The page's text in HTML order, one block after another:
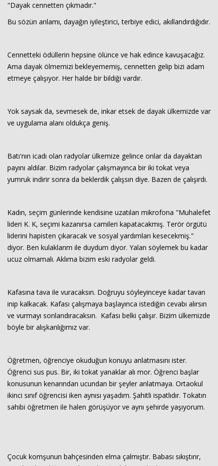
"Dayak cennetten çıkmadır."
Bu sözün anlamı, dayağın iyileştirici, terbiye edici, akıllandırdığıdır.
Cennetteki ödüllerin hepsine ölünce ve hak edince kavuşacağız.
Ama dayak ölmemizi bekleyememiş, cennetten gelip bizi adam
etmeye çalışıyor. Her halde bir bildiği vardır.
Yok saysak da, sevmesek de, inkar etsek de dayak ülkemizde var
ve uygulama alanı oldukça geniş.
Batı'nın icadı olan radyolar ülkemize gelince onlar da dayaktan
payını aldılar. Bizim radyolar çalışmayınca bir iki tokat veya
yumruk indirir sonra da beklerdik çalışsın diye. Bazen de çalışırdı.
Kadın, seçim günlerinde kendisine uzatılan mikrofona "Muhalefet
lideri K. K, seçimi kazanırsa camileri kapatacakmış. Terör örgütü
liderini hapisten çıkaracak ve sosyal yardımları kesecekmiş."
diyor. Ben kulaklarım ile duydum diyor. Yalan söylemek bu kadar
ucuz olmamalı. Aklıma bizim eski radyolar geldi.
Kafasına tava ile vuracaksın. Doğruyu söyleyinceye kadar tavan
inip kalkacak. Kafası çalışmaya başlayınca istediğin cevabı alırsın
ve vurmayı sonlandıracaksın. Kafası belki çalışır. Bizim ülkemizde
böyle bir alışkanlığımız var.
Öğretmen, öğrenciye okuduğun konuyu anlatmasını ister.
Öğrenci sus pus. Bir, iki tokat yanaklar alı mor. Öğrenci başlar
konusunun kenarından ucundan bir şeyler anlatmaya. Ortaokul
ikinci sınıf öğrencisi iken aynısı yaşadım. Şahitli ispatlıdır. Tokatın
sahibi öğretmen ile halen görüşüyor ve aynı şehirde yaşıyorum.
Çocuk komşunun bahçesinden elma çalmıştır. Babası sıkıştırır,